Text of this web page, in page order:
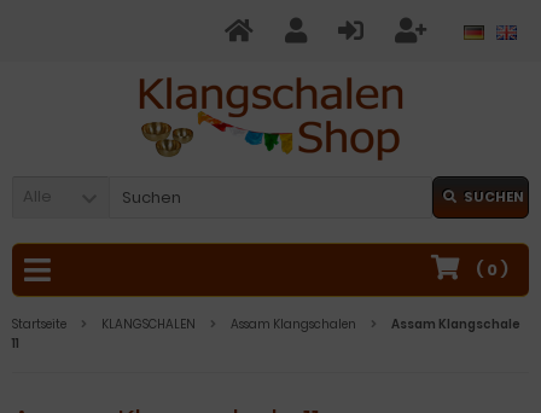
Alle SUCHEN
( 0 )
Startseite KLANGSCHALEN Assam Klangschalen
Assam Klangschale
11